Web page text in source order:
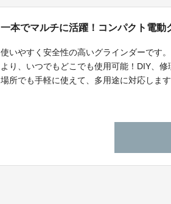
一本でマルチに活躍！コンパクト電
使いやすく安全性の高いグラインダーです
より、いつでもどこでも使用可能！DIY、
場所でも手軽に使えて、多用途に対応しま